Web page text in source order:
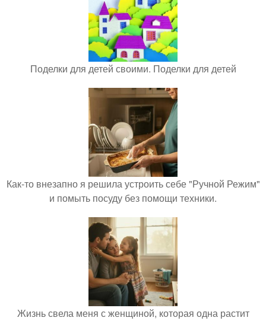
Поделки для детей своими. Поделки для детей
Как-то внезапно я решила устроить себе "Ручной Режим"
и помыть посуду без помощи техники.
Жизнь свела меня с женщиной, которая одна растит